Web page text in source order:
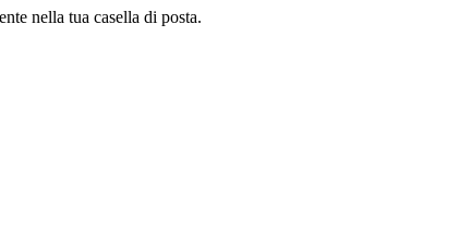
nella tua casella di posta.